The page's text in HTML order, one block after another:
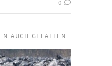
0
AUCH GEFALLEN